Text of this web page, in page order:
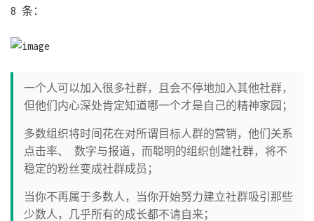
8 条：
一个人可以加入很多社群，且会不停地加入其他社群，
但他们内心深处肯定知道哪一个才是自己的精神家园；
多数组织将时间花在对所谓目标人群的营销，他们关系
点击率、 数字与报道，而聪明的组织创建社群，将不
稳定的粉丝变成社群成员；
当你不再属于多数人，当你开始努力建立社群吸引那些
少数人，几乎所有的成长都不请自来；